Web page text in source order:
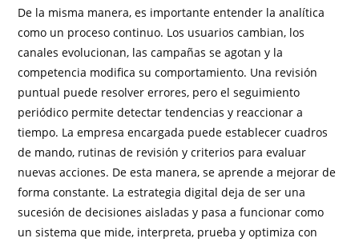
De la misma manera, es importante entender la analítica
como un proceso continuo. Los usuarios cambian, los
canales evolucionan, las campañas se agotan y la
competencia modifica su comportamiento. Una revisión
puntual puede resolver errores, pero el seguimiento
periódico permite detectar tendencias y reaccionar a
tiempo. La empresa encargada puede establecer cuadros
de mando, rutinas de revisión y criterios para evaluar
nuevas acciones. De esta manera, se aprende a mejorar de
forma constante. La estrategia digital deja de ser una
sucesión de decisiones aisladas y pasa a funcionar como
un sistema que mide, interpreta, prueba y optimiza con